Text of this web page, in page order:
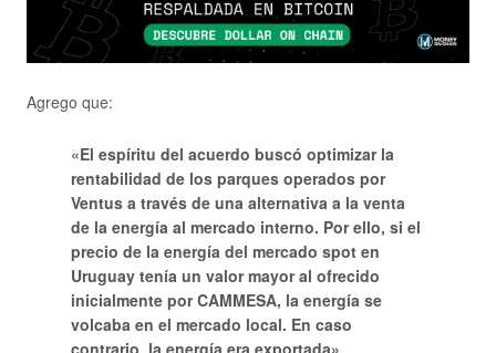
Agrego que:
«El espíritu del acuerdo buscó optimizar la
rentabilidad de los parques operados por
Ventus a través de una alternativa a la venta
de la energía al mercado interno. Por ello, si el
precio de la energía del mercado spot en
Uruguay tenía un valor mayor al ofrecido
inicialmente por CAMMESA, la energía se
volcaba en el mercado local. En caso
contrario, la energía era exportada»